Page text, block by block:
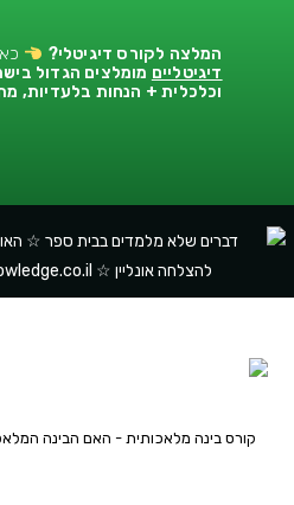
המלצה לקורס דיגיטלי?
דיגיטליים מומלצים הגדול
וכלכלית + הנחות בלעדיות,
קורס בינה מלאכותית - האם הבינה